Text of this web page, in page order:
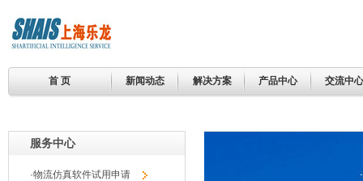
首 页 新闻动态 解决方案 产品中心 交流中心
服务中心
·物流仿真软件试用申请